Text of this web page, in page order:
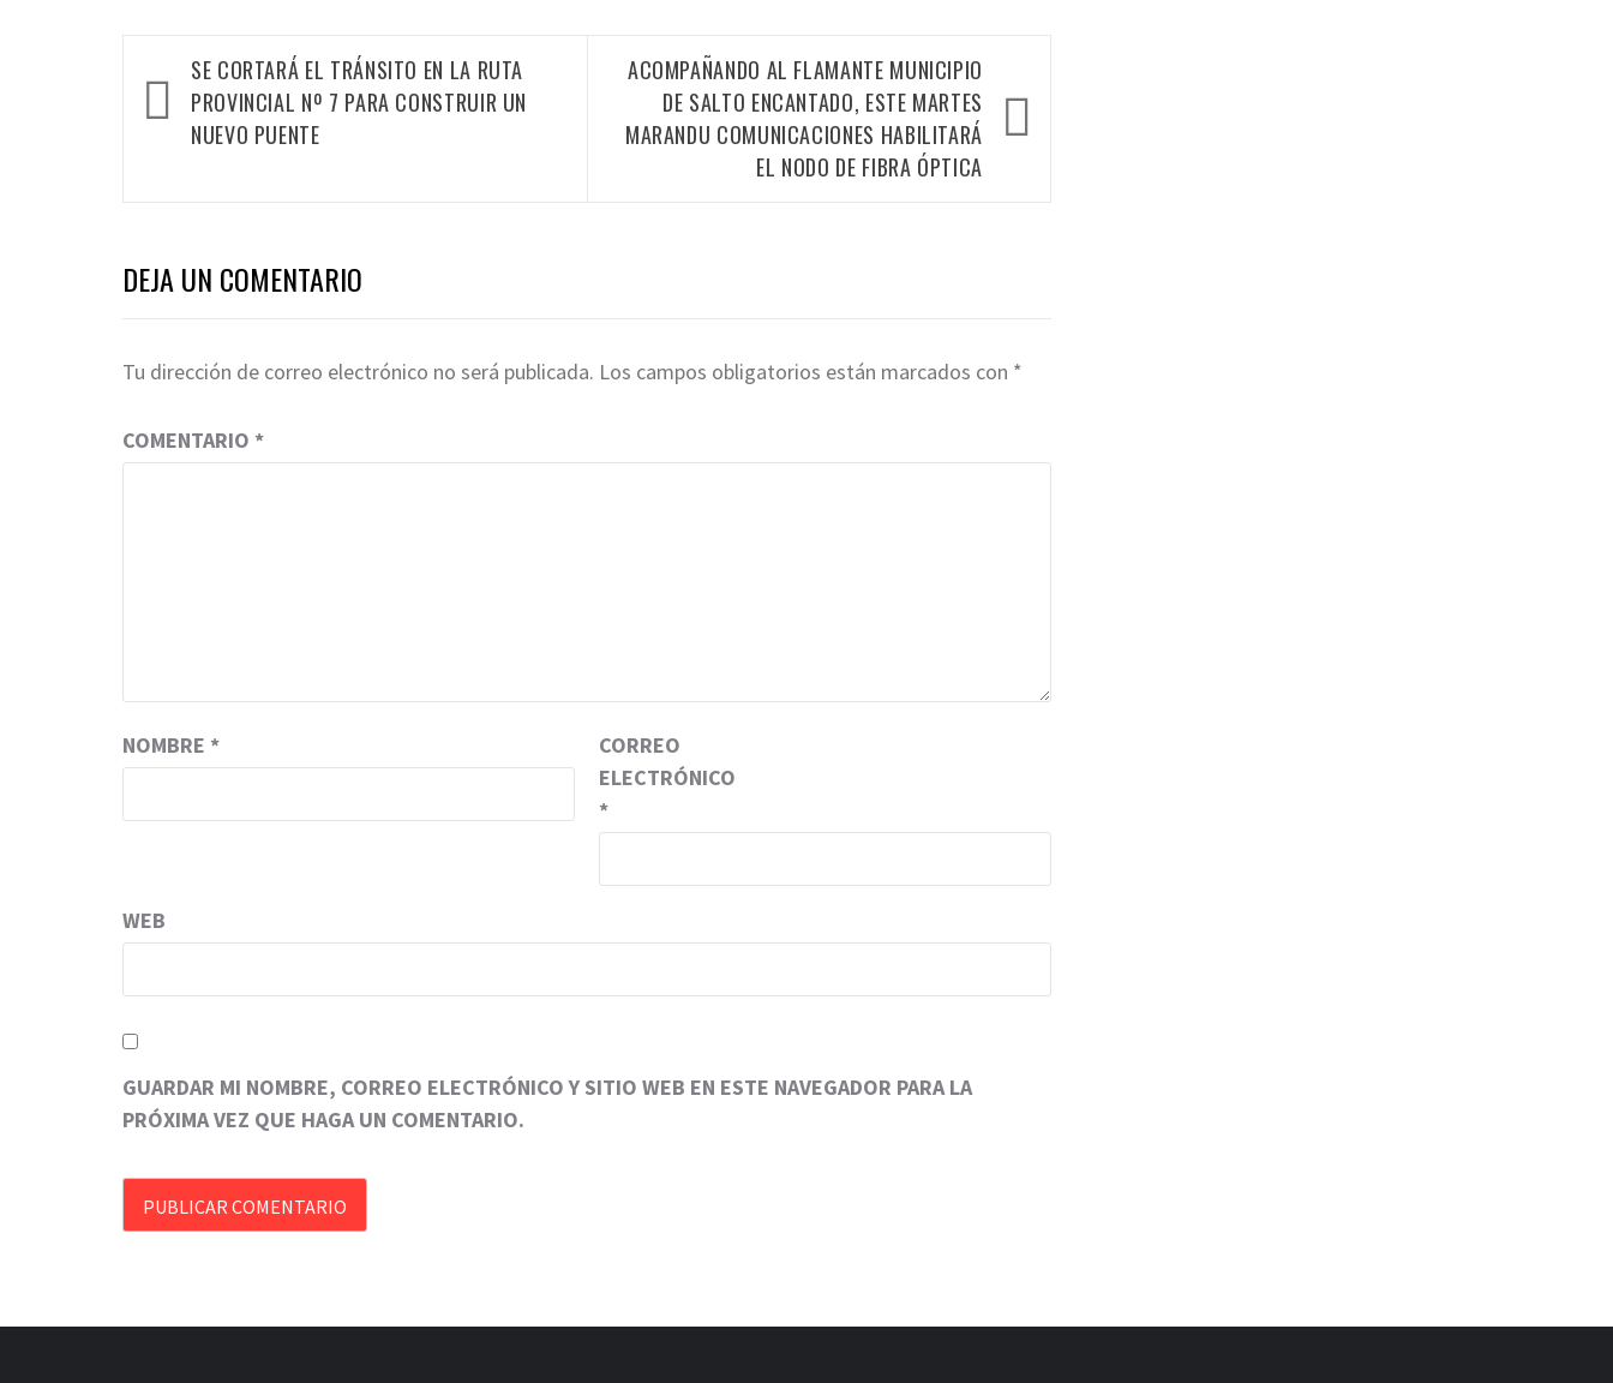
Navegación
de
entradas
SE CORTARÁ EL TRÁNSITO EN LA RUTA
PROVINCIAL Nº 7 PARA CONSTRUIR UN
NUEVO PUENTE
ACOMPAÑANDO AL FLAMANTE MUNICIPIO
DE SALTO ENCANTADO, ESTE MARTES
MARANDU COMUNICACIONES HABILITARÁ
EL NODO DE FIBRA ÓPTICA
DEJA UN COMENTARIO
Tu dirección de correo electrónico no será publicada. Los campos obligatorios están marcados con *
COMENTARIO *
NOMBRE *
CORREO
ELECTRÓNICO
*
WEB
GUARDAR MI NOMBRE, CORREO ELECTRÓNICO Y SITIO WEB EN ESTE NAVEGADOR PARA LA
PRÓXIMA VEZ QUE HAGA UN COMENTARIO.